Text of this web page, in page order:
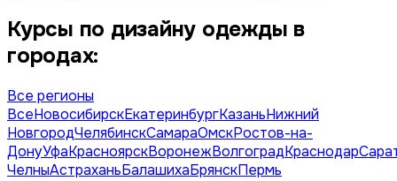
Курсы по дизайну одежды в
городах:
Все регионы
ВсеНовосибирскЕкатеринбургКазаньНижний
НовгородЧелябинскСамараОмскРостов-на-
ДонуУфаКрасноярскВоронежВолгоградКраснодар
ЧелныАстраханьБалашихаБрянскПермь